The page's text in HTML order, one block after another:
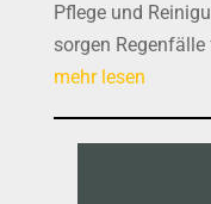
Pflege und
sorgen
mehr lesen